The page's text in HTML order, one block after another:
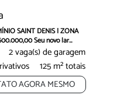
SAINT DENIS | ZONA
Seu novo lar
2 vaga(s) de garagem
125 m² totais
AGORA MESMO